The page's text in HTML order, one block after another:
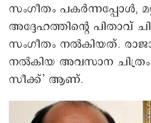
സംഗീതം പകര്‍ന്നപ്പോള്‍,
അദ്ദേഹത്തിന്റെ പിതാവ്
സംഗീതം നല്‍കിയത്.
നല്‍കിയ അവസാന
സീക്ക്’ ആണ്.